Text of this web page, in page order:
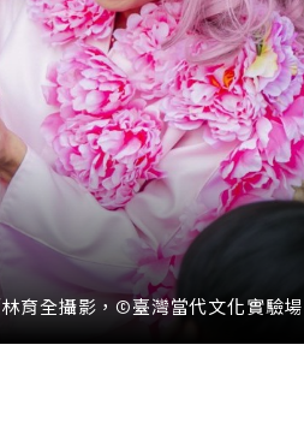
育全攝影，©臺灣當代文化實驗場